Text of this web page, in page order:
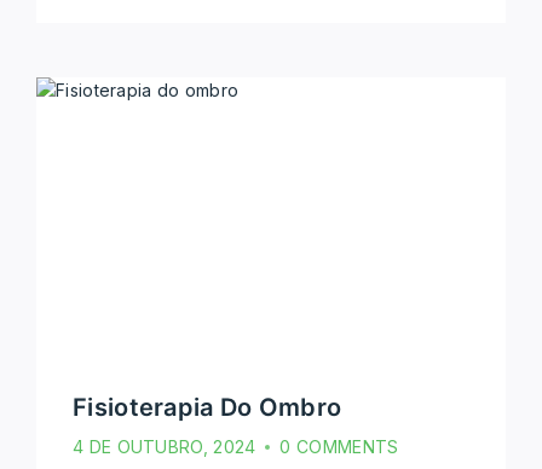
Fisioterapia Do Ombro
4 DE OUTUBRO, 2024 0 COMMENTS